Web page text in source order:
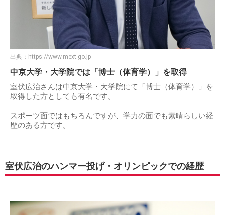
出典： https://www.mext.go.jp
中京大学・大学院では「博士（体育学）」を取得
室伏広治さんは中京大学・大学院にて「博士（体育学）」を
取得した方としても有名です。
スポーツ面ではもちろんですが、学力の面でも素晴らしい経
歴のある方です。
室伏広治のハンマー投げ・オリンピックでの経歴